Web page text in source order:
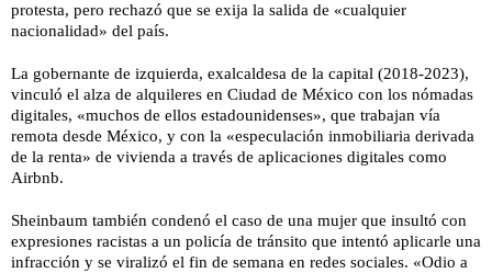
protesta, pero rechazó que se exija la salida de «cualquier
nacionalidad» del país.
La gobernante de izquierda, exalcaldesa de la capital (2018-2023),
vinculó el alza de alquileres en Ciudad de México con los nómadas
digitales, «muchos de ellos estadounidenses», que trabajan vía
remota desde México, y con la «especulación inmobiliaria derivada
de la renta» de vivienda a través de aplicaciones digitales como
Airbnb.
Sheinbaum también condenó el caso de una mujer que insultó con
expresiones racistas a un policía de tránsito que intentó aplicarle una
infracción y se viralizó el fin de semana en redes sociales. «Odio a